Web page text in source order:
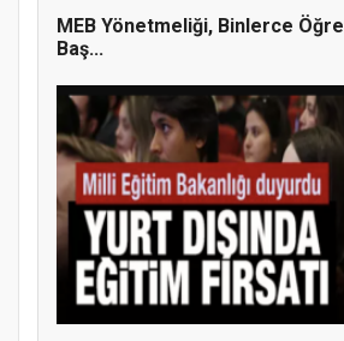
Doğanyol'da Temel Dini
Gerçekleştirildi
MEB Yönetmeliği, Binlerce
Baş...